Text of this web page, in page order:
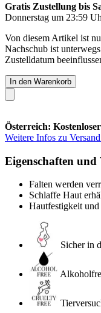
Gratis Zustellung bis
Donnerstag um 23:59
Von diesem Artikel ist
Nachschub ist
Zustelldatum
In den Warenkorb
Österreich:
Weitere Infos zu
Eigenschaften und
Falten werden
Schlaffe Haut
Hautfestigkeit
Sicher in